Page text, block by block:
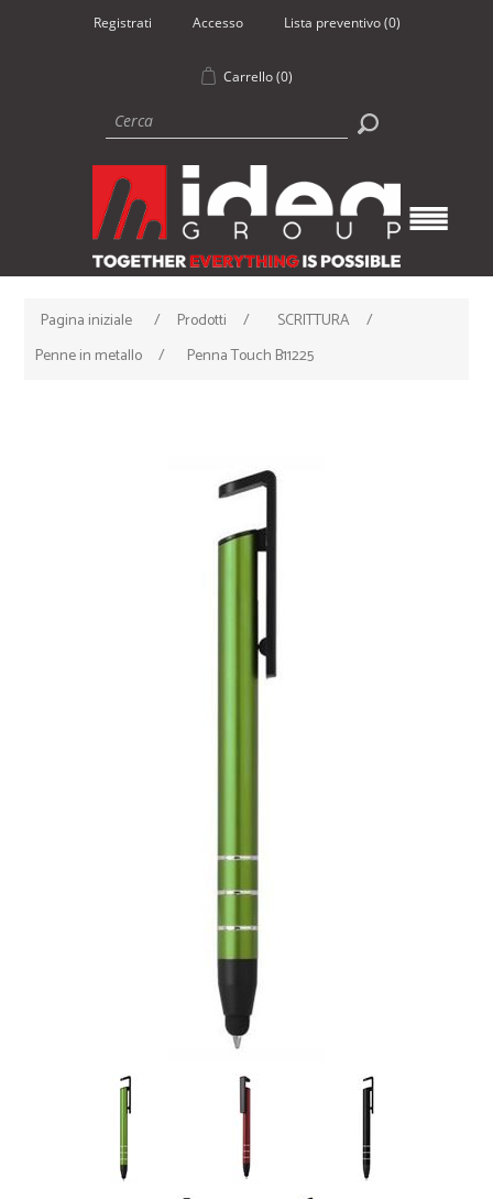
Registrati Accesso Lista preventivo (0)
Carrello (0)
Pagina iniziale / Prodotti / SCRITTURA
/
Penne in metallo
/ Penna Touch B11225